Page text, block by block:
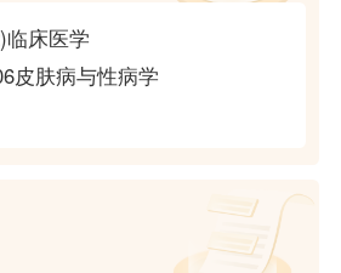
临床医学
皮肤病与性病学